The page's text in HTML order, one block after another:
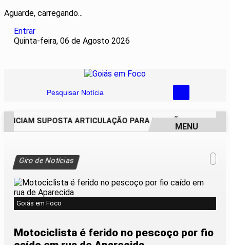
Aguarde, carregando...
Entrar
Quinta-feira, 06 de Agosto 2026
Pesquisar Notícia
SUPOSTA ARTICULAÇÃO PARA INVASÕES DE
MENU
Giro de Notícias
Goiás em Foco
Motociclista é ferido no pescoço por fio